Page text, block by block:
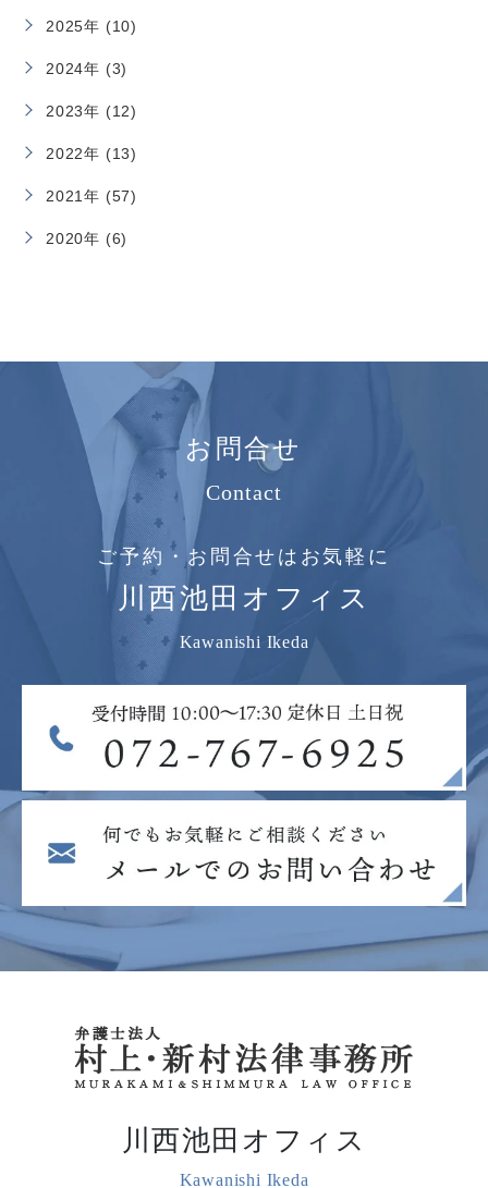
2025年 (10)
2024年 (3)
2023年 (12)
2022年 (13)
2021年 (57)
2020年 (6)
お問合せ
Contact
ご予約・お問合せはお気軽に
川西池田オフィス
Kawanishi Ikeda
川西池田オフィス
Kawanishi Ikeda